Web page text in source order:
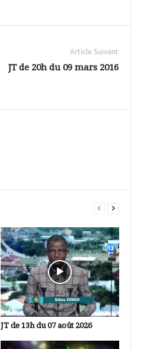
Article Suivant
JT de 20h du 09 mars 2016
JT de 13h du 07 août 2026